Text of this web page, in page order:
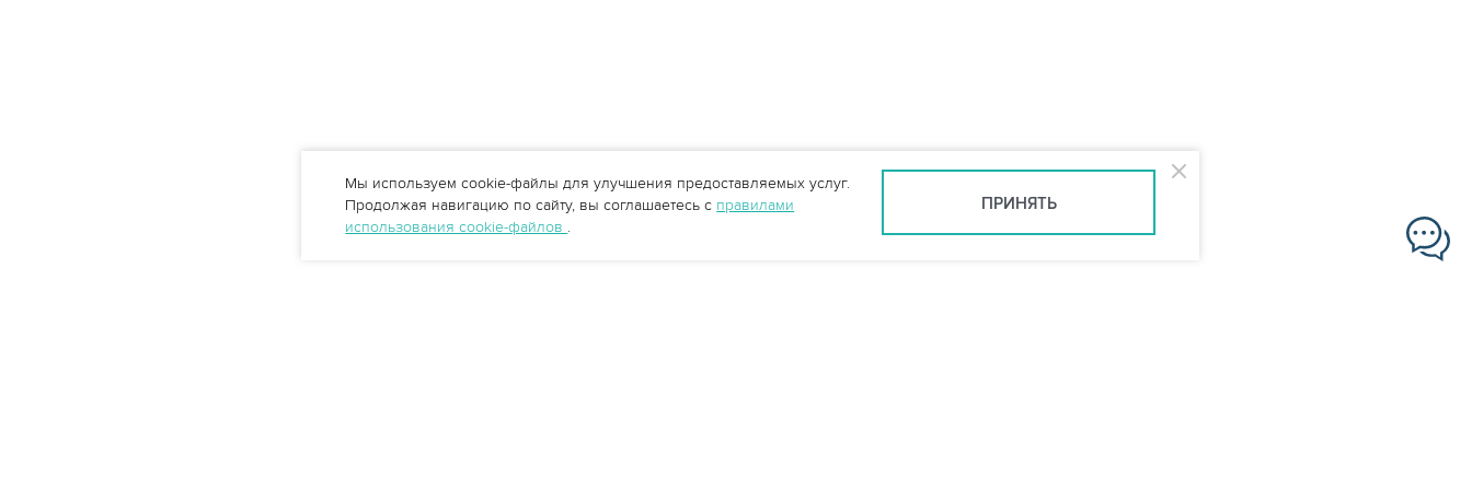
Мы используем cookie-файлы для улучшения предоставляемых услуг.
Продолжая навигацию по сайту, вы соглашаетесь с правилами
использования cookie-файлов .
ПРИНЯТЬ